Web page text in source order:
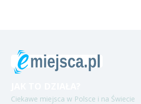
Ciekawe miejsca w Polsce i na Świecie